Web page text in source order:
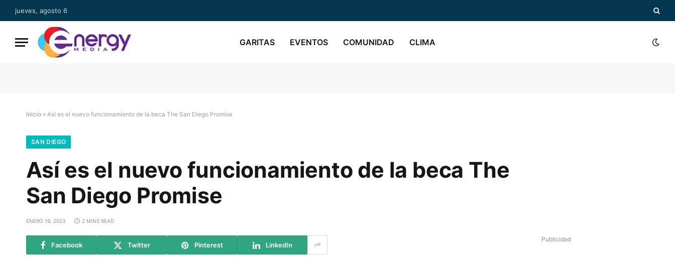
jueves, agosto 6
GARITAS EVENTOS COMUNIDAD CLIMA
Inicio » Así es el nuevo funcionamiento de la beca The San Diego Promise
SAN DIEGO
Así es el nuevo funcionamiento de la beca The
San Diego Promise
ENERO 19, 2023 2 MINS READ
Facebook Twitter Pinterest LinkedIn
Publicidad